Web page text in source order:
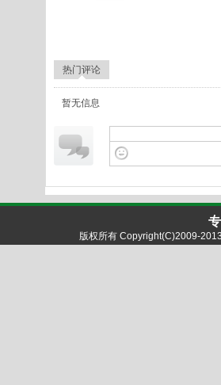
热门评论
暂无信息
版权所有 Copyright(C)2009-